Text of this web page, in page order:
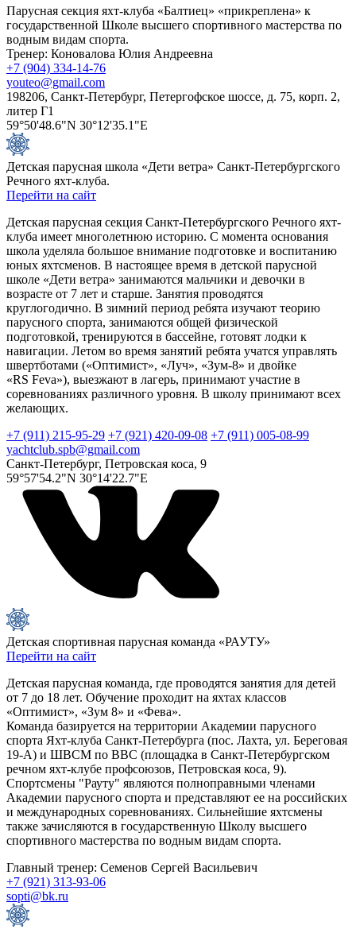
Парусная секция яхт-клуба «Балтиец» «прикреплена» к
государственной Школе высшего спортивного мастерства по
водным видам спорта.
Тренер: Коновалова Юлия Андреевна
+7 (904) 334-14-76
youteo@gmail.com
198206, Санкт-Петербург, Петергофское шоссе, д. 75, корп. 2,
литер Г1
59°50'48.6"N 30°12'35.1"E
Детская парусная школа «Дети ветра» Санкт-Петербургского
Речного яхт-клуба.
Перейти на сайт
Детская парусная секция Санкт-Петербургского Речного яхт-
клуба имеет многолетнюю историю. С момента основания
школа уделяла большое внимание подготовке и воспитанию
юных яхтсменов. В настоящее время в детской парусной
школе «Дети ветра» занимаются мальчики и девочки в
возрасте от 7 лет и старше. Занятия проводятся
круглогодично. В зимний период ребята изучают теорию
парусного спорта, занимаются общей физической
подготовкой, тренируются в бассейне, готовят лодки к
навигации. Летом во время занятий ребята учатся управлять
швертботами («Оптимист», «Луч», «Зум-8» и двойке
«RS Feva»), выезжают в лагерь, принимают участие в
соревнованиях различного уровня. В школу принимают всех
желающих.
+7 (911) 215-95-29 +7 (921) 420-09-08 +7 (911) 005-08-99
yachtclub.spb@gmail.com
Санкт-Петербург, Петровская коса, 9
59°57'54.2"N 30°14'22.7"E
Детская спортивная парусная команда «РАУТУ»
Перейти на сайт
Детская парусная команда, где проводятся занятия для детей
от 7 до 18 лет. Обучение проходит на яхтах классов
«Оптимист», «Зум 8» и «Фева».
Команда базируется на территории Академии парусного
спорта Яхт-клуба Санкт-Петербурга (пос. Лахта, ул. Береговая
19-А) и ШВСМ по ВВС (площадка в Санкт-Петербургском
речном яхт-клубе профсоюзов, Петровская коса, 9).
Спортсмены "Рауту" являются полноправными членами
Академии парусного спорта и представляют ее на российских
и международных соревнованиях. Сильнейшие яхтсмены
также зачисляются в государственную Школу высшего
спортивного мастерства по водным видам спорта.
Главный тренер: Семенов Сергей Васильевич
+7 (921) 313-93-06
sopti@bk.ru